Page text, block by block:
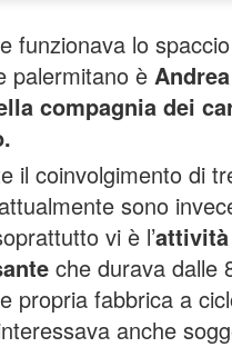
funzionava lo
palermitano è
compagnia dei
il coinvolgimento di
sono
vi è l’
che durava dalle
propria fabbrica a
anche